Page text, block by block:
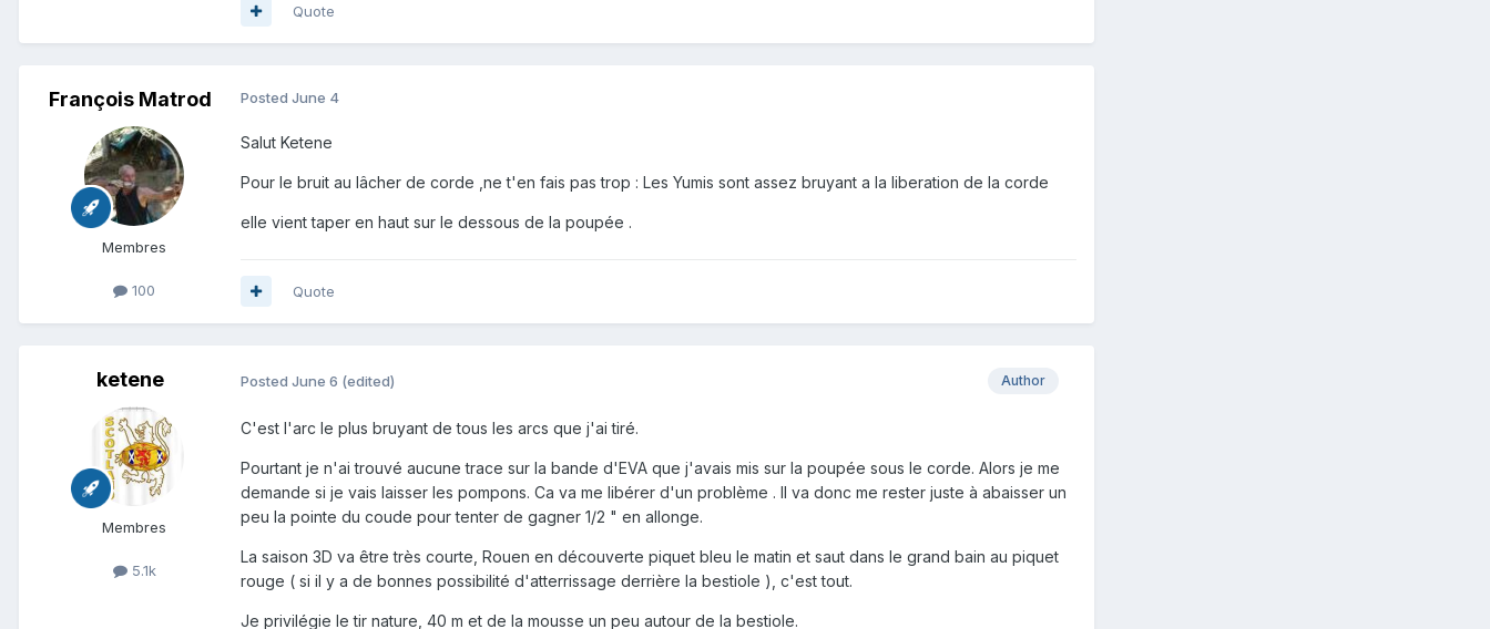
Quote
François Matrod
Membres
100
Posted June 4
Salut Ketene
Pour le bruit au lâcher de corde ,ne t'en fais pas trop : Les Yumis sont assez bruyant a la liberation de la corde
elle vient taper en haut sur le dessous de la poupée .
Quote
ketene
Membres
5.1k
Author
Posted June 6 (edited)
C'est l'arc le plus bruyant de tous les arcs que j'ai tiré.
Pourtant je n'ai trouvé aucune trace sur la bande d'EVA que j'avais mis sur la poupée sous le corde. Alors je me
demande si je vais laisser les pompons. Ca va me libérer d'un problème . Il va donc me rester juste à abaisser un
peu la pointe du coude pour tenter de gagner 1/2 " en allonge.
La saison 3D va être très courte, Rouen en découverte piquet bleu le matin et saut dans le grand bain au piquet
rouge ( si il y a de bonnes possibilité d'atterrissage derrière la bestiole ), c'est tout.
Je privilégie le tir nature, 40 m et de la mousse un peu autour de la bestiole.